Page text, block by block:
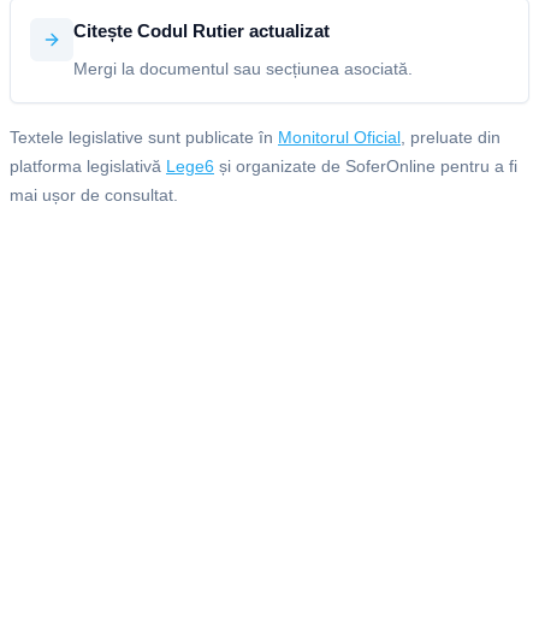
Citește Codul Rutier actualizat
Mergi la documentul sau secțiunea asociată.
Textele legislative sunt publicate în Monitorul Oficial , preluate din
platforma legislativă Lege6 și organizate de SoferOnline pentru a fi
mai ușor de consultat.